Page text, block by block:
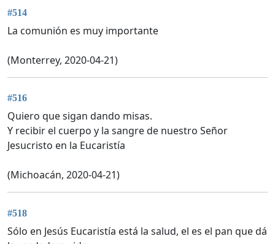
#514
La comunión es muy importante
(Monterrey, 2020-04-21)
#516
Quiero que sigan dando misas.
Y recibir el cuerpo y la sangre de nuestro Señor
Jesucristo en la Eucaristía
(Michoacán, 2020-04-21)
#518
Sólo en Jesús Eucaristía está la salud, el es el pan que dá